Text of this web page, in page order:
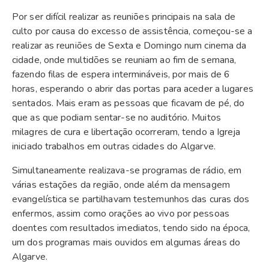
Por ser difícil realizar as reuniões principais na sala de
culto por causa do excesso de assistência, começou-se a
realizar as reuniões de Sexta e Domingo num cinema da
cidade, onde multidões se reuniam ao fim de semana,
fazendo filas de espera intermináveis, por mais de 6
horas, esperando o abrir das portas para aceder a lugares
sentados. Mais eram as pessoas que ficavam de pé, do
que as que podiam sentar-se no auditório. Muitos
milagres de cura e libertação ocorreram, tendo a Igreja
iniciado trabalhos em outras cidades do Algarve.
Simultaneamente realizava-se programas de rádio, em
várias estações da região, onde além da mensagem
evangelística se partilhavam testemunhos das curas dos
enfermos, assim como orações ao vivo por pessoas
doentes com resultados imediatos, tendo sido na época,
um dos programas mais ouvidos em algumas áreas do
Algarve.